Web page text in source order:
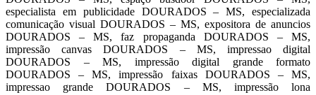
especialista em publicidade DOURADOS – MS, especializada
comunicação visual DOURADOS – MS, expositora de anuncios
DOURADOS – MS, faz propaganda DOURADOS – MS,
impressão canvas DOURADOS – MS, impressao digital
DOURADOS – MS, impressão digital grande formato
DOURADOS – MS, impressão faixas DOURADOS – MS,
impressao grande DOURADOS – MS, impressão lona